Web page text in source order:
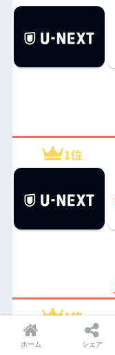
ホーム シェア